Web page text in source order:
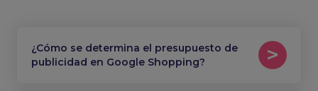
¿Cómo se determina el presupuesto de
publicidad en Google Shopping?